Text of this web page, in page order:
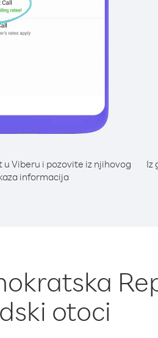
Viberu i pozovite iz njihovog
informacija
Iz
otoci